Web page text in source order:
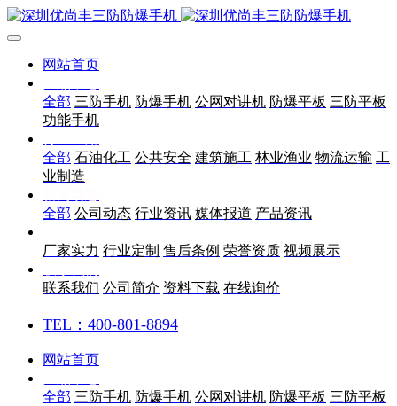
网站首页
全部 三防手机 防爆手机 公网对讲机 防爆平板 三防平板
功能手机
全部 石油化工 公共安全 建筑施工 林业渔业 物流运输 工
业制造
全部 公司动态 行业资讯 媒体报道 产品资讯
厂家实力 行业定制 售后条例 荣誉资质 视频展示
联系我们 公司简介 资料下载 在线询价
TEL：400-801-8894
网站首页
全部 三防手机 防爆手机 公网对讲机 防爆平板 三防平板